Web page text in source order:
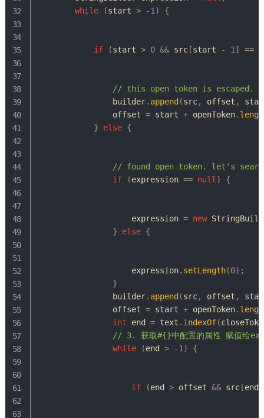
while
(start > -1 ) {
if (start > 0 && src[start - 1 ] ==
// this open token is escaped.
                builder
. append (src, offset ,
                offset
= start + openToken.
}
else {
// found open token. let's
if
(expression == null ) {
                    expression
= new
}
else {
                    expression
. setLength(0) ;
}
                builder
. append (src, offset ,
                offset
= start + openToken.
int end = text . indexOf(
// 3. 获取#{}中配置的属性 赋值给
while
(end > -1 ) {
if (end > offset && src[end